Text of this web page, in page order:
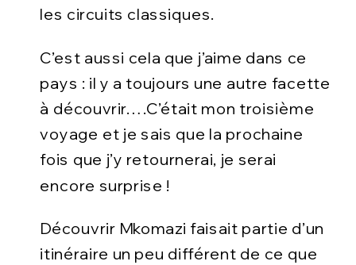
les circuits classiques.
C’est aussi cela que j’aime dans ce
pays : il y a toujours une autre facette
à découvrir….C’était mon troisième
voyage et je sais que la prochaine
fois que j’y retournerai, je serai
encore surprise !
Découvrir Mkomazi faisait partie d’un
itinéraire un peu différent de ce que